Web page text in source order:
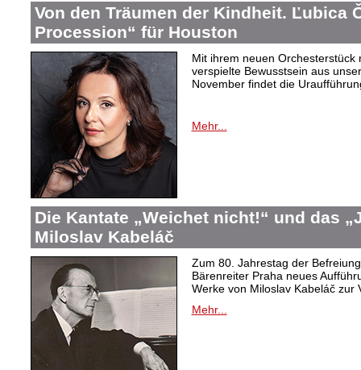
Von den Träumen der Kindheit. Ľubica
Procession“ für Houston
Mit ihrem neuen Orchesterstück
verspielte Bewusstsein aus
November findet die
Mehr...
Die Kantate „Weichet nicht!“ und das
Miloslav Kabeláč
Zum 80. Jahrestag der
Bärenreiter Praha neues
Werke von Miloslav Kabeláč zur
Mehr...